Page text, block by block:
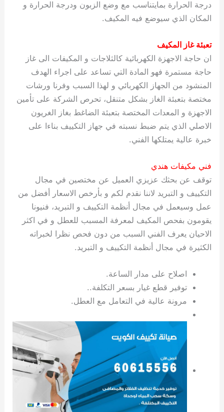
درجة الحرارة بمايتناسب مع وضع الزبون ودرجة الحرارة و
المكان الذي سيوضع فيه المكيف.
تعبئة غاز المكيف
ان حاجة الاجهزة الكهربائية كالثلاجات و المكيفات الى غاز
حاجة مستمرة فهو المادة التي تساعد على اجراء الهدف
المنشود من الجهاز الكهربائي و لهذا السبب وفرنا ورشات
مختصة بتعبئة الغاز بشكل متنقل، تحرص الشركة على تأمين
الاجهزة و المعدات المختصة بتعبئة الضاغط بغاز الغريون
الاصلي الذي يتم ضبط نسبته في جهاز التكييف بناءا على
خبرة عالية يمتلكها الفني.
فني مكيفات هندي
توقف عن بحثك عزيزي العميل عن مختصين في مجال
التكييف و التبريد لاننا نقدم لكم و بأرخص الاسعار أفضل من
عمل وسيعمل في مجال أنظمة التكييف و التبريد، فنيونا
يقومون بفحص المكيف لمعرفة المسبب للعطل و في اكثر
الاحيان يعرف الفني السبب من دون فحص نظرا لخبراته
الكثيرة في مجال أنظمة التكييف و التبريد.
اصلاح على مدار الساعة.
توفير قطع غيار بسعر التكلفة..
مرونة عالية في التعامل مع العطل.